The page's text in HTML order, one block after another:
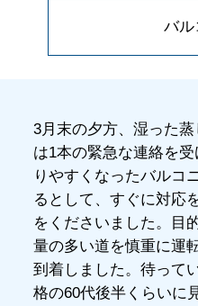
バル
3月末の夕方、湿った
は1本の緊急な連絡を
りやすくなったバルコ
るとして、すぐに対応
をくださいました。目
量の多い道を慎重に運
到着しました。待って
格の60代後半くらいに